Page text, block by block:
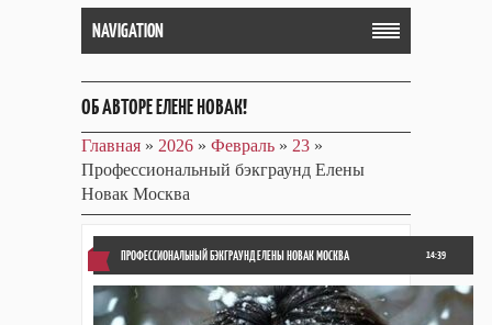
NAVIGATION
ОБ АВТОРЕ ЕЛЕНЕ НОВАК!
Главная » 2026 » Февраль » 23 »
Профессиональный бэкграунд Елены
Новак Москва
14:39
ПРОФЕССИОНАЛЬНЫЙ БЭКГРАУНД ЕЛЕНЫ НОВАК МОСКВА